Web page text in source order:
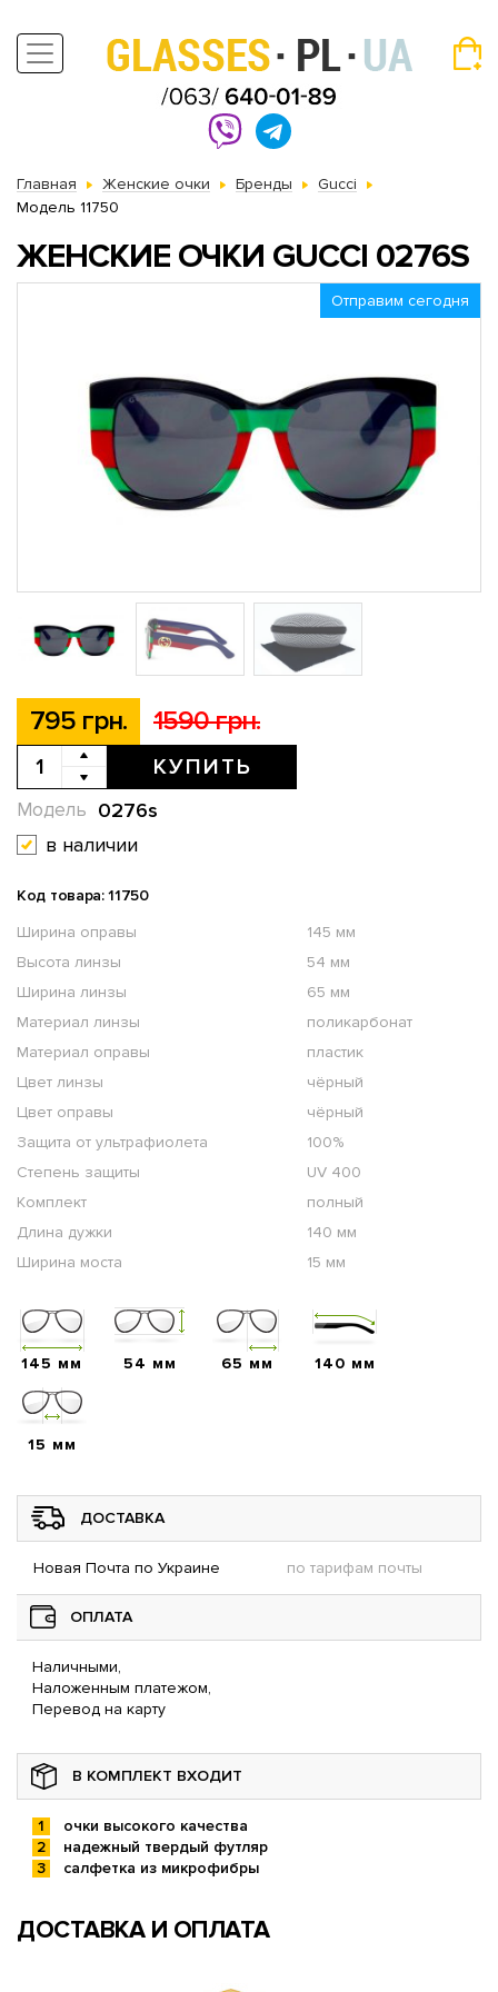
Главная Женские очки Бренды
Gucci
Модель 11750
ЖЕНСКИЕ ОЧКИ GUCCI 0276S
Отправим сегодня
795 грн. 1590 грн.
КУПИТЬ
0276s
Модель
в наличии
Код товара: 11750
Ширина оправы
145 мм
Высота линзы
54 мм
Ширина линзы
65 мм
Материал линзы
поликарбонат
Материал оправы
пластик
Цвет линзы
чёрный
Цвет оправы
чёрный
Защита от ультрафиолета
100%
Степень защиты
UV 400
Комплект
полный
Длина дужки
140 мм
Ширина моста
15 мм
145 мм 54 мм 65 мм 140 мм
15 мм
ДОСТАВКА
Новая Почта по Украине по тарифам почты
ОПЛАТА
Наличными,
Наложенным платежом,
Перевод на карту
В КОМПЛЕКТ ВХОДИТ
очки высокого качества
надежный твердый футляр
салфетка из микрофибры
ДОСТАВКА И ОПЛАТА